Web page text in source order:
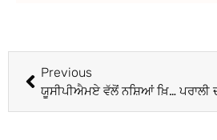
Previous
ਯੂਸੀਪੀਐਮਏ ਵੱਲੋਂ ਨਸ਼ਿਆਂ ਖ਼ਿਲਾਫ਼ ਰੈਲੀ ਖ਼ਿਲਾਫ਼ ਸਾਈਕਲ ਰੈਲੀ ਅੱਜ